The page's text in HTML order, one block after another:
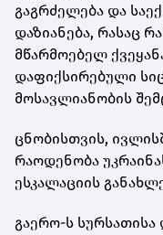
გაგრძელება და
დაზიანება, რასაც
მწარმოებელ
დაფიქსირებული
მოსავლიანობის
ცნობისთვის,
რაოდენობა
ესკალაციის
გაერო-ს